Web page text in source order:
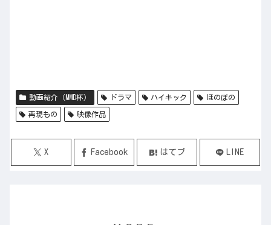
動画紹介（MMD杯） ドラマ ハイキック ほのぼの
再現もの 映像作品
X Facebook はてブ LINE